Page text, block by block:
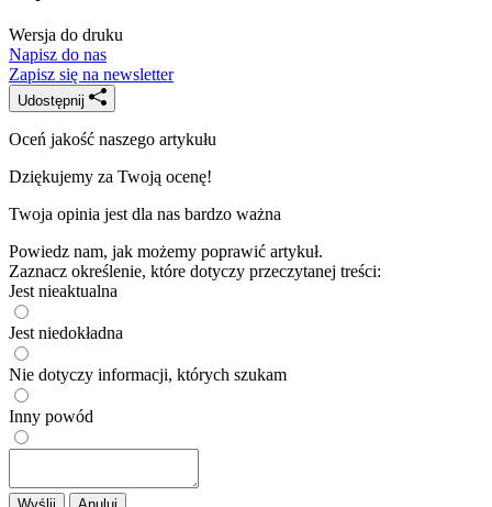
Wersja do druku
Napisz do nas
Zapisz się na newsletter
Udostępnij
Oceń jakość naszego artykułu
Dziękujemy za Twoją ocenę!
Twoja opinia jest dla nas bardzo ważna
Powiedz nam, jak możemy poprawić artykuł.
Zaznacz określenie, które dotyczy przeczytanej treści:
Jest nieaktualna
Jest niedokładna
Nie dotyczy informacji, których szukam
Inny powód